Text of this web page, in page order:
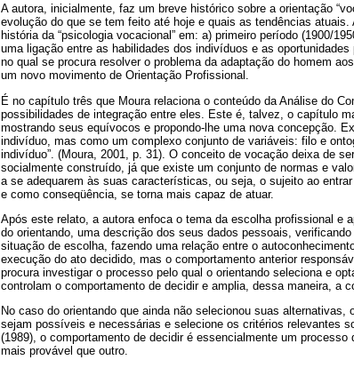
A autora, inicialmente, faz um breve histórico sobre a orientação
evolução do que se tem feito até hoje e quais as tendências
história da “psicologia vocacional” em: a) primeiro período (1900/
uma ligação entre as habilidades dos indivíduos e as
no qual se procura resolver o problema da adaptação do homem
um novo movimento de Orientação Profissional.
É no capítulo três que Moura relaciona o conteúdo da Análise do
possibilidades de integração entre eles. Este é, talvez, o capítulo
mostrando seus equívocos e propondo-lhe uma nova concepção.
indivíduo, mas como um complexo conjunto de variáveis: filo e
indivíduo”. (Moura, 2001, p. 31). O conceito de vocação deixa de
socialmente construído, já que existe um conjunto de normas e
a se adequarem às suas características, ou seja, o sujeito ao
e como conseqüência, se torna mais capaz de atuar.
Após este relato, a autora enfoca o tema da escolha profissional e
do orientando, uma descrição dos seus dados pessoais,
situação de escolha, fazendo uma relação entre o
execução do ato decidido, mas o comportamento anterior
procura investigar o processo pelo qual o orientando seleciona e
controlam o comportamento de decidir e amplia, dessa maneira, a
No caso do orientando que ainda não selecionou suas
sejam possíveis e necessárias e selecione os critérios relevantes
(1989), o comportamento de decidir é essencialmente um
mais provável que outro.